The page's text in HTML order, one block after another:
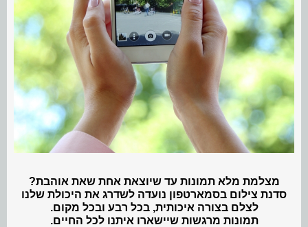
מצלמת מלא תמונות עד שיוצאת אחת שאת אוהבת?
סדנת צילום בסמארטפון נועדה לשדרג את היכולת שלנו
לצלם בצורה איכותית, בכל רבע ובכל מקום.
תמונות מרגשות שיישארו איתנו לכל החיים.